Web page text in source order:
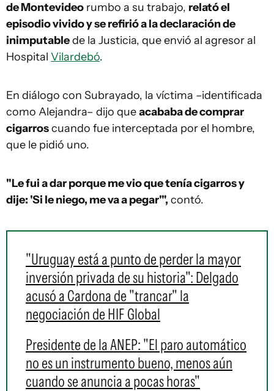
de Montevideo rumbo a su trabajo, relató el
episodio vivido y se refirió a la declaración de
inimputablede la Justicia, que envió al agresor al
Hospital Vilardebó.
En diálogo con Subrayado, la víctima –identificada
como Alejandra– dijo queacababa de comprar
cigarroscuando fue interceptada por el hombre,
que le pidió uno.
"Le fui a dar porque me vio que tenía cigarros y
dije: 'Si le niego, me va a pegar'", contó.
"Uruguay está a punto de perder la mayor
inversión privada de su historia": Delgado
acusó a Cardona de "trancar" la
negociación de HIF Global
Presidente de la ANEP: "El paro automático
no es un instrumento bueno, menos aún
cuando se anuncia a pocas horas"